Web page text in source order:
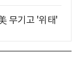
무기고 '위태'